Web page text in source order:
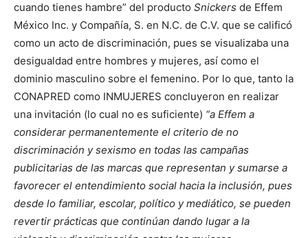
cuando tienes hambre” del producto Snickers de Effem
México Inc. y Compañía, S. en N.C. de C.V. que se calificó
como un acto de discriminación, pues se visualizaba una
desigualdad entre hombres y mujeres, así como el
dominio masculino sobre el femenino. Por lo que, tanto la
CONAPRED como INMUJERES concluyeron en realizar
una invitación (lo cual no es suficiente) “a Effem a
considerar permanentemente el criterio de no
discriminación y sexismo en todas las campañas
publicitarias de las marcas que representan y sumarse a
favorecer el entendimiento social hacia la inclusión, pues
desde lo familiar, escolar, político y mediático, se pueden
revertir prácticas que continúan dando lugar a la